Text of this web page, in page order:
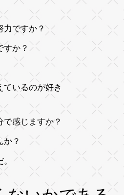
ですか？
すか？
ているのが好き
で感じますか？
？